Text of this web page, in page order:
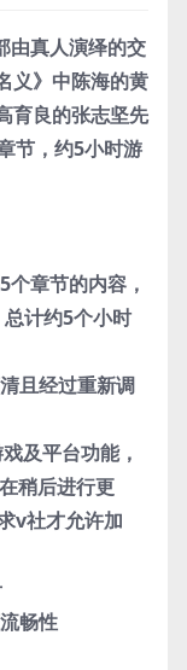
由真人演绎的交
义》中陈海的黄
育良的张志坚先
节，约5小时游
章节的内容，
计约5个小时
且经过重新调
及平台功能，
稍后进行更
v社才允许加
畅性